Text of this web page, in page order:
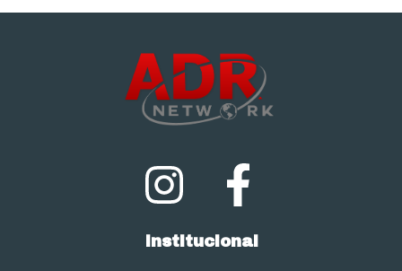
Institucional